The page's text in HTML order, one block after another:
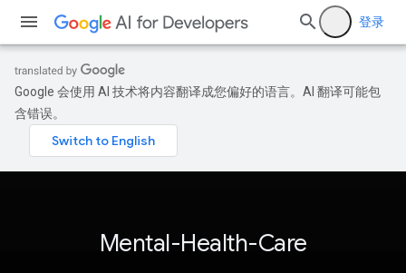
登录
Google 会使用 AI 技术将内容翻译成您偏好的语言。AI 翻译可能包
含错误。
Mental-Health-Care